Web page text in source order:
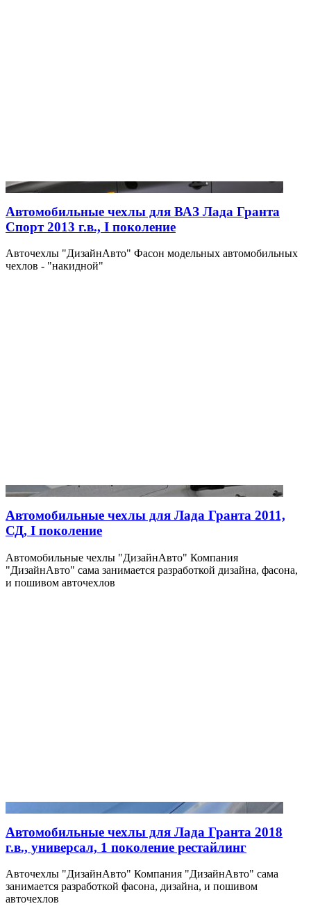
Автомобильные чехлы для ВАЗ Лада Гранта
Спорт 2013 г.в., I поколение
Авточехлы "ДизайнАвто" Фасон модельных автомобильных
чехлов - "накидной"
Автомобильные чехлы для Лада Гранта 2011,
СД, I поколение
Автомобильные чехлы "ДизайнАвто" Компания
"ДизайнАвто" сама занимается разработкой дизайна, фасона,
и пошивом авточехлов
Автомобильные чехлы для Лада Гранта 2018
г.в., универсал, 1 поколение рестайлинг
Авточехлы "ДизайнАвто" Компания "ДизайнАвто" сама
занимается разработкой фасона, дизайна, и пошивом
авточехлов